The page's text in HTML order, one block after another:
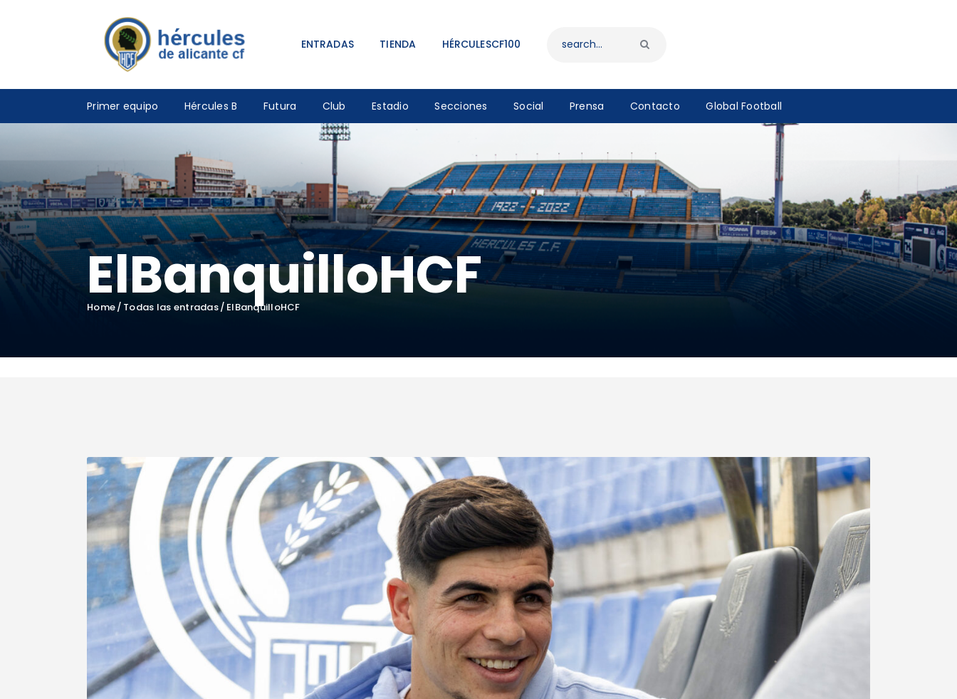
ENTRADAS TIENDA HÉRCULESCF100
Primer equipo Hércules B Futura Club Estadio Secciones Social Prensa Contacto Global Football
ElBanquilloHCF
Home Todas las entradas ElBanquilloHCF
TIENDA